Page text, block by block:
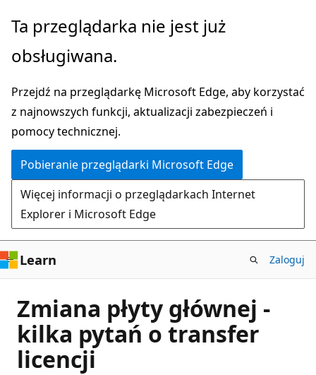
Przejdź
głównej
Ta przeglądarka nie jest już
obsługiwana.
Przejdź na przeglądarkę Microsoft Edge, aby korzystać
z najnowszych funkcji, aktualizacji zabezpieczeń i
pomocy technicznej.
Pobieranie przeglądarki Microsoft Edge
Więcej informacji o przeglądarkach Internet
Explorer i Microsoft Edge
Learn Zaloguj
Zmiana płyty głównej -
kilka pytań o transfer
licencji